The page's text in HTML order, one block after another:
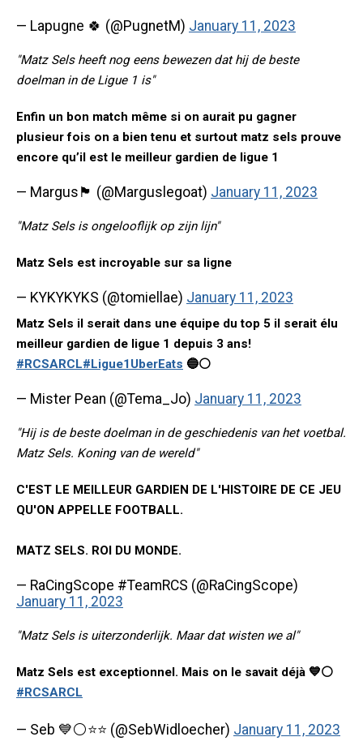
— Lapugne 🍀 (@PugnetM) January 11, 2023
"Matz Sels heeft nog eens bewezen dat hij de beste
doelman in de Ligue 1 is"
Enfin un bon match même si on aurait pu gagner
plusieur fois on a bien tenu et surtout matz sels prouve
encore qu’il est le meilleur gardien de ligue 1
— Margus🏴󠁧󠁢󠁥󠁮󠁧󠁿 (@Marguslegoat) January 11, 2023
"Matz Sels is ongelooflijk op zijn lijn"
Matz Sels est incroyable sur sa ligne
— KYKYKYKS (@tomiellae) January 11, 2023
Matz Sels il serait dans une équipe du top 5 il serait élu
meilleur gardien de ligue 1 depuis 3 ans!
#RCSARCL#Ligue1UberEats 🔵⚪️
— Mister Pean (@Tema_Jo) January 11, 2023
"Hij is de beste doelman in de geschiedenis van het voetbal.
Matz Sels. Koning van de wereld"
C'EST LE MEILLEUR GARDIEN DE L'HISTOIRE DE CE JEU
QU'ON APPELLE FOOTBALL.
MATZ SELS. ROI DU MONDE.
— RaCingScope #TeamRCS (@RaCingScope)
January 11, 2023
"Matz Sels is uiterzonderlijk. Maar dat wisten we al"
Matz Sels est exceptionnel. Mais on le savait déjà 💙⚪️
#RCSARCL
— Seb 💙⚪️⭐️⭐️ (@SebWidloecher) January 11, 2023